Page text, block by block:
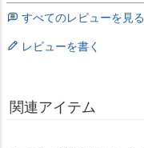
すべてのレビューを見る
レビューを書く
関連アイテム